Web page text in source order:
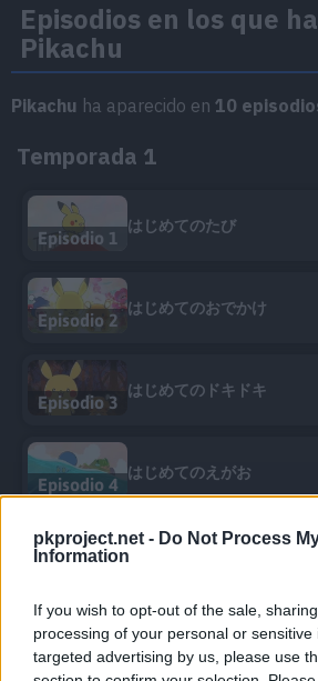
pkproject.net - Do Not Process
Information
If you wish to opt-out of the sale,
processing of your personal or
targeted advertising by us, please use
Episodios en los que
Pikachu
Pikachu ha aparecido en 10
Temporada 1
Episodio 1
はじめてのたび
Episodio 2
はじめてのおでかけ
Episodio 3
はじめてのドキドキ
Episodio 4
はじめてのえがお
Episodio 5
はじめてのとっくん
Episodio 6
はじめてのぼうけん